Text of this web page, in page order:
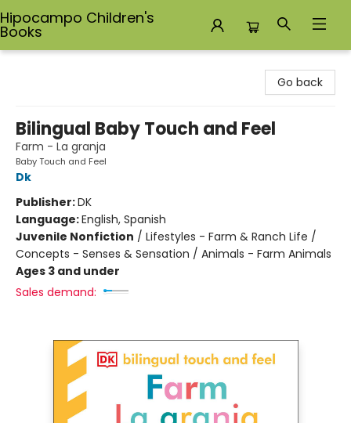
Hipocampo Children's
Books
Go back
Bilingual Baby Touch and Feel
Farm - La granja
Baby Touch and Feel
Dk
Publisher:DK
Language:English, Spanish
Juvenile Nonfiction / Lifestyles - Farm & Ranch Life /
Concepts - Senses & Sensation / Animals - Farm Animals
Ages 3 and under
Sales demand: